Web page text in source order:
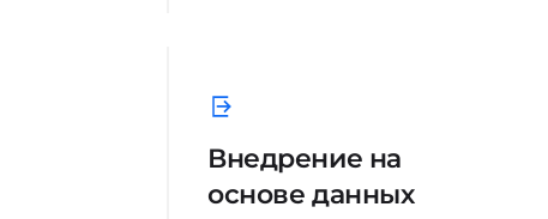
Внедрение на
основе данных